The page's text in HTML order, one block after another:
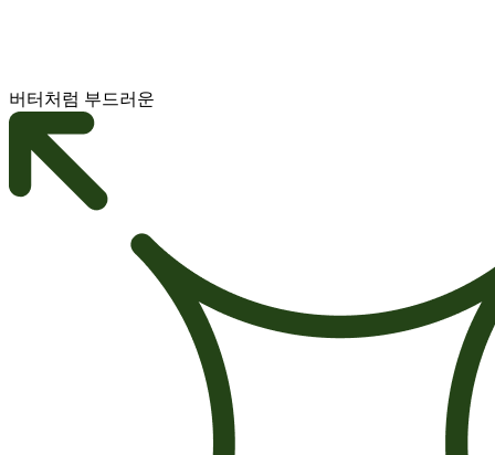
버터처럼 부드러운